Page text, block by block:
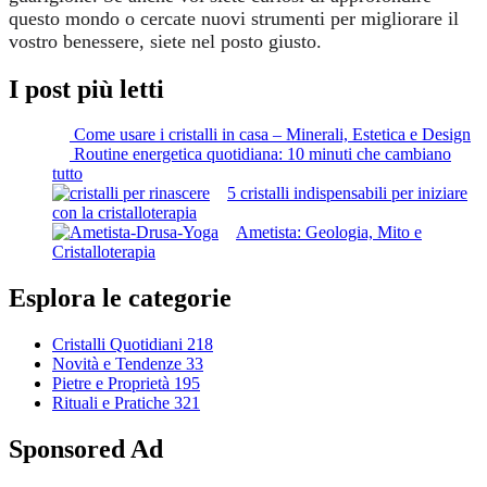
questo mondo o cercate nuovi strumenti per migliorare il
vostro benessere, siete nel posto giusto.
I post più letti
Come usare i cristalli in casa – Minerali, Estetica e Design
Routine energetica quotidiana: 10 minuti che cambiano
tutto
5 cristalli indispensabili per iniziare
con la cristalloterapia
Ametista: Geologia, Mito e
Cristalloterapia
Esplora le categorie
Cristalli Quotidiani 218
Novità e Tendenze 33
Pietre e Proprietà 195
Rituali e Pratiche 321
Sponsored Ad